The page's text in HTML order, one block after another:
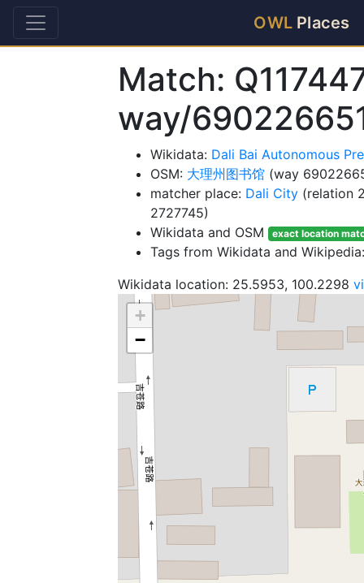
OWL Places
Match:
way/
Wikidata: Dali Bai Autonomous
OSM: 大理州图书馆 (way
matcher place: Dali City (relation
2727745)
Wikidata and OSM
exact location
Tags from Wikidata and
Wikidata location: 25.5953, 100.2298
+
−